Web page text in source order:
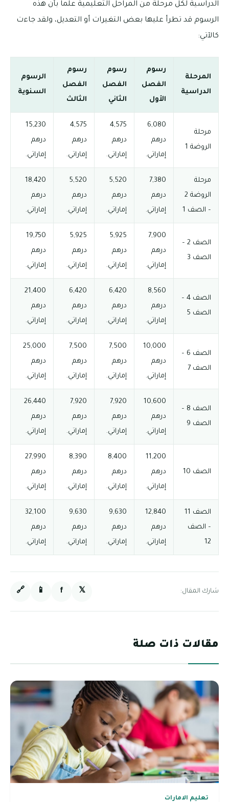
الدراسية لكل مرحلة من المراحل التعليمية علماً بأن هذه
الرسوم قد تطرأ عليها بعض التغيرات أو التعديل، ولقد جاءت
كالآتي:
المرحلة
الدراسية
رسوم
الفصل
الأول
رسوم
الفصل
الثاني
رسوم
الفصل
الثالث
الرسوم
السنوية
مرحلة
الروضة 1
6,080
درهم
إماراتي.
4,575
درهم
إماراتي.
4,575
درهم
إماراتي.
15,230
درهم
إماراتي.
مرحلة
الروضة 2
– الصف 1
7,380
درهم
إماراتي.
5,520
درهم
إماراتي.
5,520
درهم
إماراتي.
18,420
درهم
إماراتي.
الصف 2 –
الصف 3
7,900
درهم
إماراتي.
5,925
درهم
إماراتي.
5,925
درهم
إماراتي.
19,750
درهم
إماراتي.
الصف 4 –
الصف 5
8,560
درهم
إماراتي.
6,420
درهم
إماراتي.
6,420
درهم
إماراتي.
21,400
درهم
إماراتي.
الصف 6 –
الصف 7
10,000
درهم
إماراتي.
7,500
درهم
إماراتي.
7,500
درهم
إماراتي.
25,000
درهم
إماراتي.
الصف 8 –
الصف 9
10,600
درهم
إماراتي.
7,920
درهم
إماراتي.
7,920
درهم
إماراتي.
26,440
درهم
إماراتي.
الصف 10
11,200
درهم
إماراتي.
8,400
درهم
إماراتي.
8,390
درهم
إماراتي.
27,990
درهم
إماراتي.
الصف 11
– الصف
12
12,840
درهم
إماراتي.
9,630
درهم
إماراتي.
9,630
درهم
إماراتي.
32,100
درهم
إماراتي.
شارك المقال: 𝕏
f
📱
🔗
مقالات ذات صلة
تعليم الامارات